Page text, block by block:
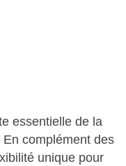
essentielle de la
complément des
unique pour